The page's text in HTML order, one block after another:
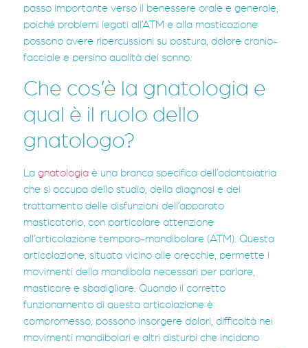
passo importante verso il benessere orale e generale,
poiché problemi legati all’ATM e alla masticazione
possono avere ripercussioni su postura, dolore cranio-
facciale e persino qualità del sonno.
Che cos’è la gnatologia e
qual è il ruolo dello
gnatologo?
La gnatologia è una branca specifica dell’odontoiatria
che si occupa dello studio, della diagnosi e del
trattamento delle disfunzioni dell’apparato
masticatorio, con particolare attenzione
all’articolazione temporo-mandibolare (ATM). Questa
articolazione, situata vicino alle orecchie, permette i
movimenti della mandibola necessari per parlare,
masticare e sbadigliare. Quando il corretto
funzionamento di questa articolazione è
compromesso, possono insorgere dolori, difficoltà nei
movimenti mandibolari e altri disturbi che incidono